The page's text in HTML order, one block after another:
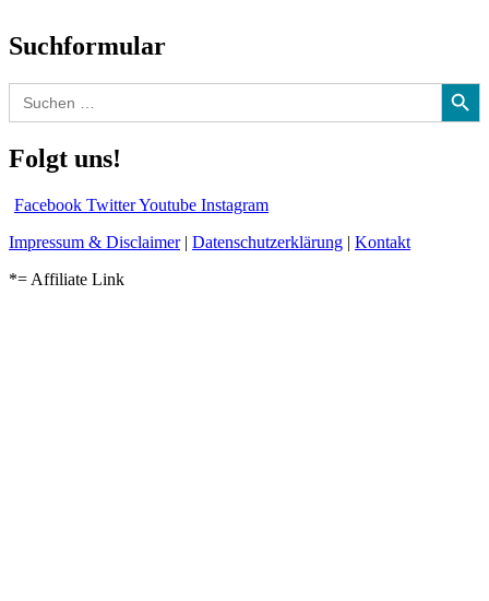
Suchformular
Search
for:
Search Button
Folgt uns!
Facebook TwitterYoutube Instagram
Impressum & Disclaimer| Datenschutzerklärung | Kontakt
*= Affiliate Link